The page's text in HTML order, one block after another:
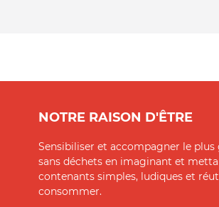
NOTRE RAISON D'ÊTRE
Sensibiliser et accompagner le
sans déchets en imaginant et
contenants simples, ludiques et
consommer.